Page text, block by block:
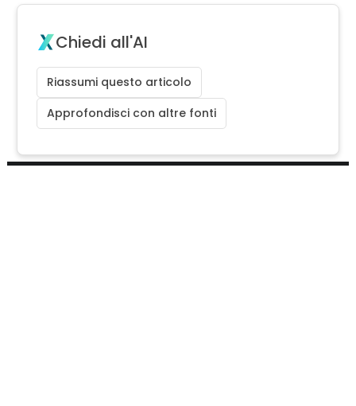
Chiedi all'AI
Riassumi questo articolo
Approfondisci con altre fonti